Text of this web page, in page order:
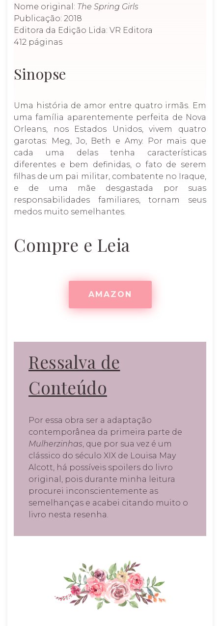
» POR TÍTULO
Nome original: The Spring Girls
Publicação: 2018
Editora da Edição Lida: VR Editora
412 páginas
Sinopse
Uma história de amor entre quatro irmãs. Em
uma família aparentemente perfeita de Nova
Orleans, nos Estados Unidos, vivem quatro
garotas: Meg, Jo, Beth e Amy. Por mais que
cada uma delas tenha características
diferentes e bem definidas, o fato de serem
filhas de um pai militar, combatente no Iraque,
e de uma mãe desgastada por suas
responsabilidades familiares, tornam seus
medos muito semelhantes.
Compre e Leia
AMAZON
Ressalva de
Conteúdo
Por essa obra ser a adaptação
contemporânea da primeira parte de
Mulherzinhas, que por sua vez é um
clássico do século XIX de Louisa May
Alcott, há possíveis spoilers do livro
original, pois durante minha leitura
procurei inconscientemente as
semelhanças e acabei citando muito o
livro nesta resenha.